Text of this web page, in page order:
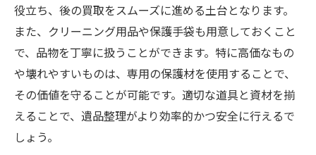
役立ち、後の買取をスムーズに進める土台となります。
また、クリーニング用品や保護手袋も用意しておくこと
で、品物を丁寧に扱うことができます。特に高価なもの
や壊れやすいものは、専用の保護材を使用することで、
その価値を守ることが可能です。適切な道具と資材を揃
えることで、遺品整理がより効率的かつ安全に行えるで
しょう。